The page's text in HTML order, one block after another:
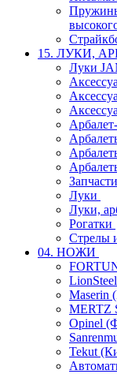
15. ЛУКИ,
Луки
Запчасти
Луки
Луки,
Рогатки
Стрелы
04. НОЖИ
Maserin
MERTZ
Opinel
Tekut